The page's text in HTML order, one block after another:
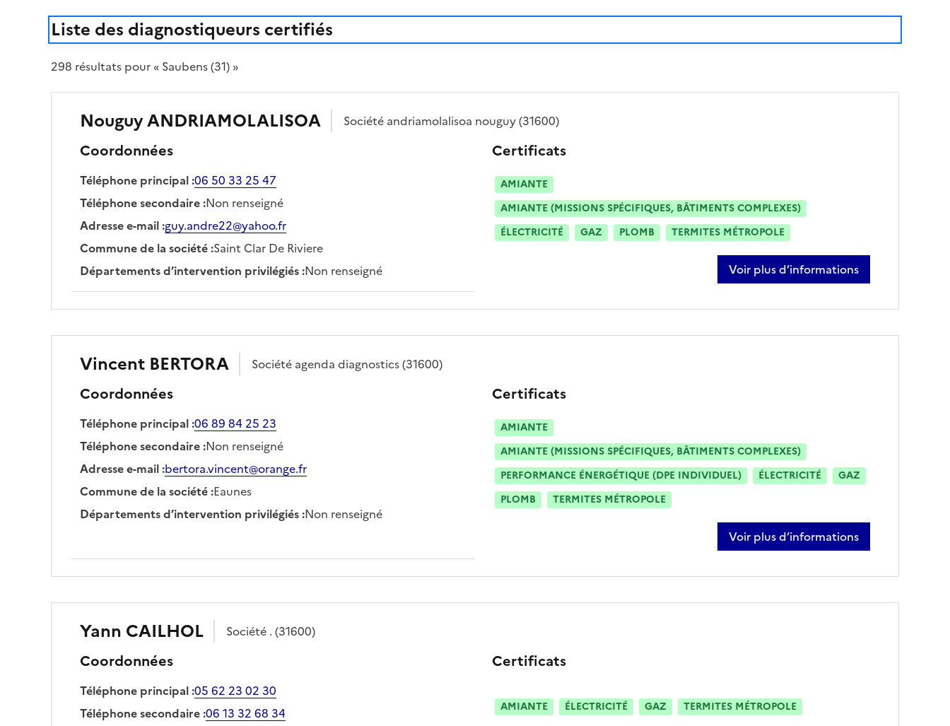
Liste des diagnostiqueurs certifiés
298 résultats pour « Saubens (31) »
NouguyANDRIAMOLALISOA Société andriamolalisoa nouguy(31600)
Coordonnées
Téléphone principal:06 50 33 25 47
Téléphone secondaire:Non renseigné
Adresse e-mail:guy.andre22@yahoo.fr
Commune de la société:Saint Clar De Riviere
Départements d’intervention privilégiés:Non renseigné
Certificats
AMIANTE
AMIANTE (MISSIONS SPÉCIFIQUES, BÂTIMENTS COMPLEXES)
ÉLECTRICITÉ
GAZ PLOMB TERMITES MÉTROPOLE
Voir plus d’informations
sur nouguy andriamolalisoa
Vincent BERTORA Société agenda diagnostics(31600)
Coordonnées
Téléphone principal:06 89 84 25 23
Téléphone secondaire:Non renseigné
Adresse e-mail:bertora.vincent@orange.fr
Commune de la société:Eaunes
Départements d’intervention privilégiés:Non renseigné
Certificats
AMIANTE
AMIANTE (MISSIONS SPÉCIFIQUES, BÂTIMENTS COMPLEXES)
PERFORMANCE ÉNERGÉTIQUE (DPE INDIVIDUEL)
ÉLECTRICITÉ
GAZ
PLOMB
TERMITES MÉTROPOLE
Voir plus d’informations
sur vincent bertora
Yann CAILHOL Société . (31600)
Coordonnées
Téléphone principal:05 62 23 02 30
Téléphone secondaire:06 13 32 68 34
Certificats
AMIANTE ÉLECTRICITÉ GAZ TERMITES MÉTROPOLE